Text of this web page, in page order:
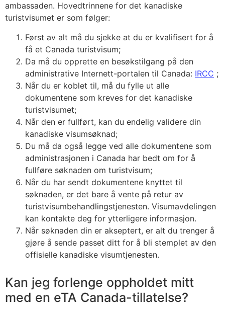
ambassaden. Hovedtrinnene for det kanadiske
turistvisumet er som følger:
Først av alt må du sjekke at du er kvalifisert for å
få et Canada turistvisum;
Da må du opprette en besøkstilgang på den
administrative Internett-portalen til Canada: IRCC ;
Når du er koblet til, må du fylle ut alle
dokumentene som kreves for det kanadiske
turistvisumet;
Når den er fullført, kan du endelig validere din
kanadiske visumsøknad;
Du må da også legge ved alle dokumentene som
administrasjonen i Canada har bedt om for å
fullføre søknaden om turistvisum;
Når du har sendt dokumentene knyttet til
søknaden, er det bare å vente på retur av
turistvisumbehandlingstjenesten. Visumavdelingen
kan kontakte deg for ytterligere informasjon.
Når søknaden din er akseptert, er alt du trenger å
gjøre å sende passet ditt for å bli stemplet av den
offisielle kanadiske visumtjenesten.
Kan jeg forlenge oppholdet mitt
med en eTA Canada-tillatelse?